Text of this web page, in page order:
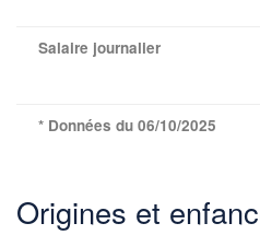
Salaire journalier
* Données du 06/10/2025
Origines et